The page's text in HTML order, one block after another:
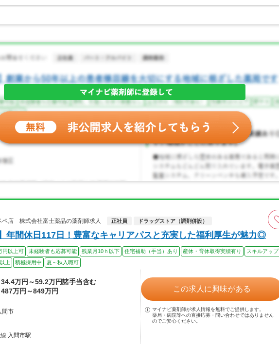
ペ店 株式会社富士薬品の薬剤師求人
正社員 ドラッグストア（調剤併設）
年間休日117日！豊富なキャリアパスと充実した福利厚生が魅力◎
円以上可 未経験者も応募可能 残業月10ｈ以下 住宅補助（手当）あり 産休・育休取得実績有り スキルアップ
上
積極採用中 夏～秋入職可
34.4万円～59.2万円諸手当含む
487万円～849万円
間市
入間市駅
この求人に興味がある
マイナビ薬剤師が求人情報を無料でご提供します。
薬局・病院等への直接応募・問い合わせではありません
のでご安心ください。